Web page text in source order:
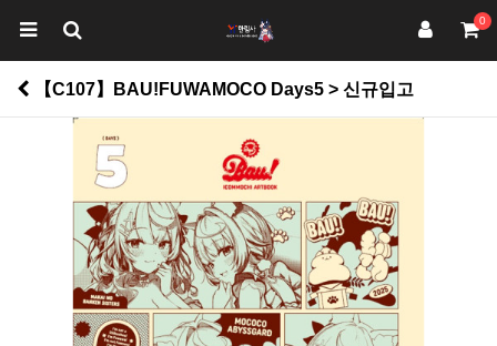
0
【C107】BAU!FUWAMOCO Days5 > 신규입고